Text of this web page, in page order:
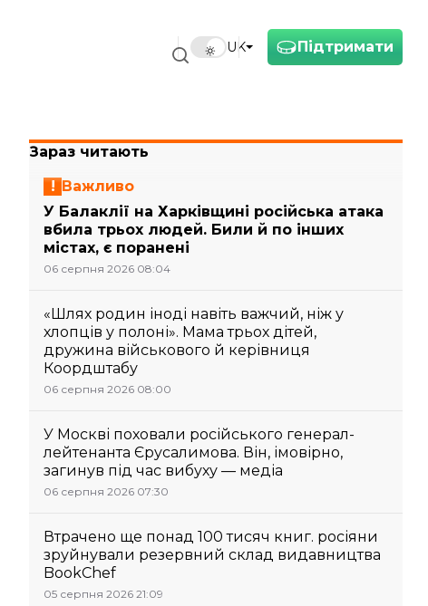
Підтримати
UK
Зараз читають
Важливо
У Балаклії на Харківщині російська атака
вбила трьох людей. Били й по інших
містах, є поранені
06 серпня 2026 08:04
«Шлях родин іноді навіть важчий, ніж у
хлопців у полоні». Мама трьох дітей,
дружина військового й керівниця
Коордштабу
06 серпня 2026 08:00
У Москві поховали російського генерал-
лейтенанта Єрусалимова. Він, імовірно,
загинув під час вибуху — медіа
06 серпня 2026 07:30
Втрачено ще понад 100 тисяч книг. росіяни
зруйнували резервний склад видавництва
BookChef
05 серпня 2026 21:09